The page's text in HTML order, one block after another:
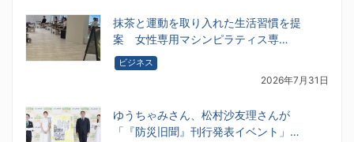
抹茶と運動を取り入れた生活習慣を提
案 女性専用マシンピラティス専…
ビジネス
2026年7月31日
ゆうちゃみさん、松村沙友理さんが
「『防災旧聞』刊行発表イベント」…